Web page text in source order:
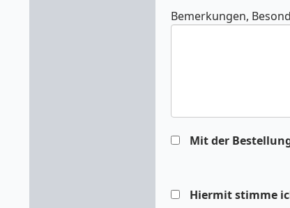
Bemerkungen,
Mit der
Hiermit stimme